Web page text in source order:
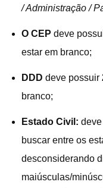
/ Administração /
O CEP deve
estar em branco;
DDD deve possuir
branco;
Estado Civil:
buscar entre os
desconsiderando
maiúsculas/